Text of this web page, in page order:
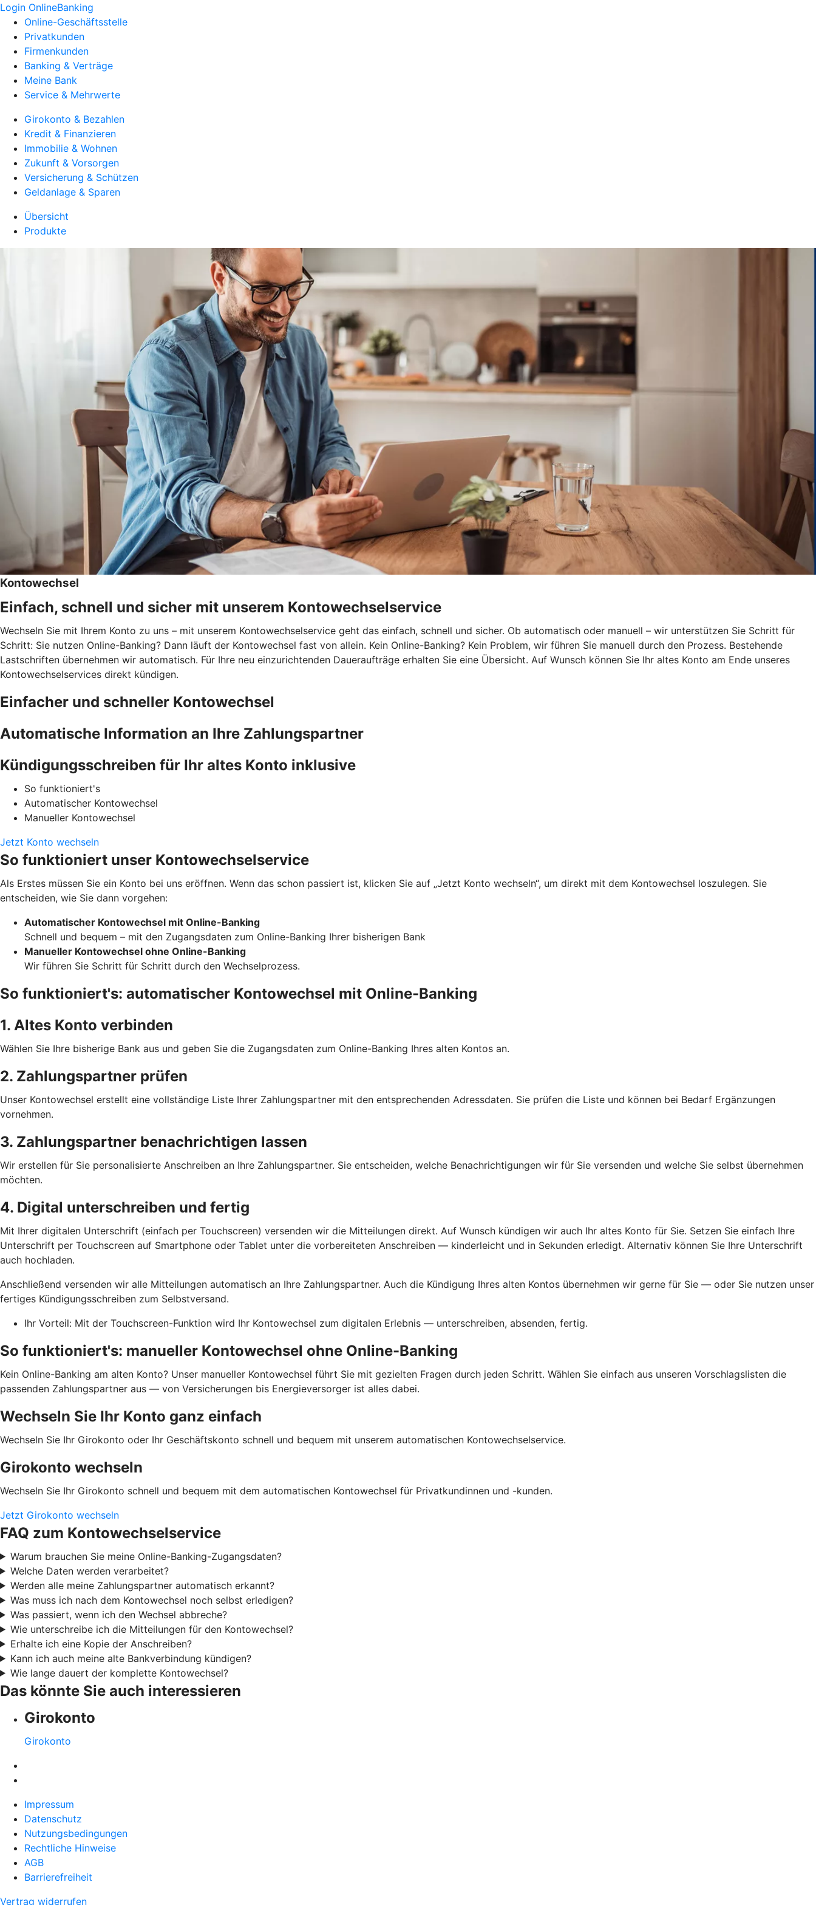
Login OnlineBanking
Online-Geschäftsstelle
Privatkunden
Firmenkunden
Banking & Verträge
Meine Bank
Service & Mehrwerte
Girokonto & Bezahlen
Kredit & Finanzieren
Immobilie & Wohnen
Zukunft & Vorsorgen
Versicherung & Schützen
Geldanlage & Sparen
Übersicht
Produkte
Kontowechsel
Einfach, schnell und sicher mit unserem Kontowechselservice
Wechseln Sie mit Ihrem Konto zu uns – mit unserem Kontowechselservice geht das einfach, schnell und sicher. Ob automatisch oder manuell – wir unterstützen Sie Schritt für
Schritt: Sie nutzen Online-Banking? Dann läuft der Kontowechsel fast von allein. Kein Online-Banking? Kein Problem, wir führen Sie manuell durch den Prozess. Bestehende
Lastschriften übernehmen wir automatisch. Für Ihre neu einzurichtenden Daueraufträge erhalten Sie eine Übersicht. Auf Wunsch können Sie Ihr altes Konto am Ende unseres
Kontowechselservices direkt kündigen.
Einfacher und schneller Kontowechsel
Automatische Information an Ihre Zahlungspartner
Kündigungsschreiben für Ihr altes Konto inklusive
So funktioniert's
Automatischer Kontowechsel
Manueller Kontowechsel
Jetzt Konto wechseln
So funktioniert unser Kontowechselservice
Als Erstes müssen Sie ein Konto bei uns eröffnen. Wenn das schon passiert ist, klicken Sie auf „Jetzt Konto wechseln“, um direkt mit dem Kontowechsel loszulegen. Sie
entscheiden, wie Sie dann vorgehen:
Automatischer Kontowechsel mit Online-Banking
Schnell und bequem – mit den Zugangsdaten zum Online-Banking Ihrer bisherigen Bank
Manueller Kontowechsel ohne Online-Banking
Wir führen Sie Schritt für Schritt durch den Wechselprozess.
So funktioniert's: automatischer Kontowechsel mit Online-Banking
1. Altes Konto verbinden
Wählen Sie Ihre bisherige Bank aus und geben Sie die Zugangsdaten zum Online-Banking Ihres alten Kontos an.
2. Zahlungspartner prüfen
Unser Kontowechsel erstellt eine vollständige Liste Ihrer Zahlungspartner mit den entsprechenden Adressdaten. Sie prüfen die Liste und können bei Bedarf Ergänzungen
vornehmen.
3. Zahlungspartner benachrichtigen lassen
Wir erstellen für Sie personalisierte Anschreiben an Ihre Zahlungspartner. Sie entscheiden, welche Benachrichtigungen wir für Sie versenden und welche Sie selbst übernehmen
möchten.
4. Digital unterschreiben und fertig
Mit Ihrer digitalen Unterschrift (einfach per Touchscreen) versenden wir die Mitteilungen direkt. Auf Wunsch kündigen wir auch Ihr altes Konto für Sie. Setzen Sie einfach Ihre
Unterschrift per Touchscreen auf Smartphone oder Tablet unter die vorbereiteten Anschreiben — kinderleicht und in Sekunden erledigt. Alternativ können Sie Ihre Unterschrift
auch hochladen.
Anschließend versenden wir alle Mitteilungen automatisch an Ihre Zahlungspartner. Auch die Kündigung Ihres alten Kontos übernehmen wir gerne für Sie — oder Sie nutzen unser
fertiges Kündigungsschreiben zum Selbstversand.
Ihr Vorteil: Mit der Touchscreen-Funktion wird Ihr Kontowechsel zum digitalen Erlebnis — unterschreiben, absenden, fertig.
So funktioniert's: manueller Kontowechsel ohne Online-Banking
Kein Online-Banking am alten Konto? Unser manueller Kontowechsel führt Sie mit gezielten Fragen durch jeden Schritt. Wählen Sie einfach aus unseren Vorschlagslisten die
passenden Zahlungspartner aus — von Versicherungen bis Energieversorger ist alles dabei.
Wechseln Sie Ihr Konto ganz einfach
Wechseln Sie Ihr Girokonto oder Ihr Geschäftskonto schnell und bequem mit unserem automatischen Kontowechselservice.
Girokonto wechseln
Wechseln Sie Ihr Girokonto schnell und bequem mit dem automatischen Kontowechsel für Privatkundinnen und -kunden.
Jetzt Girokonto wechseln
FAQ zum Kontowechselservice
Warum brauchen Sie meine Online-Banking-Zugangsdaten?
Welche Daten werden verarbeitet?
Werden alle meine Zahlungspartner automatisch erkannt?
Was muss ich nach dem Kontowechsel noch selbst erledigen?
Was passiert, wenn ich den Wechsel abbreche?
Wie unterschreibe ich die Mitteilungen für den Kontowechsel?
Erhalte ich eine Kopie der Anschreiben?
Kann ich auch meine alte Bankverbindung kündigen?
Wie lange dauert der komplette Kontowechsel?
Das könnte Sie auch interessieren
Girokonto
Girokonto
Impressum
Datenschutz
Nutzungsbedingungen
Rechtliche Hinweise
AGB
Barrierefreiheit
Vertrag widerrufen